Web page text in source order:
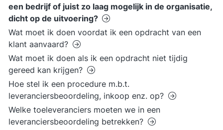
een bedrijf of juist zo laag mogelijk in de organisatie,
dicht op de uitvoering?
Wat moet ik doen voordat ik een opdracht van een
klant aanvaard?
Wat moet ik doen als ik een opdracht niet tijdig
gereed kan krijgen?
Hoe stel ik een procedure m.b.t.
leveranciersbeoordeling, inkoop enz. op?
Welke toeleveranciers moeten we in een
leveranciersbeoordeling betrekken?